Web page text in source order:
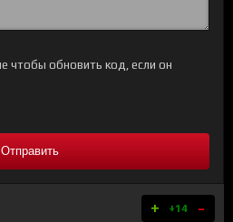
Отправить
+ +14 -